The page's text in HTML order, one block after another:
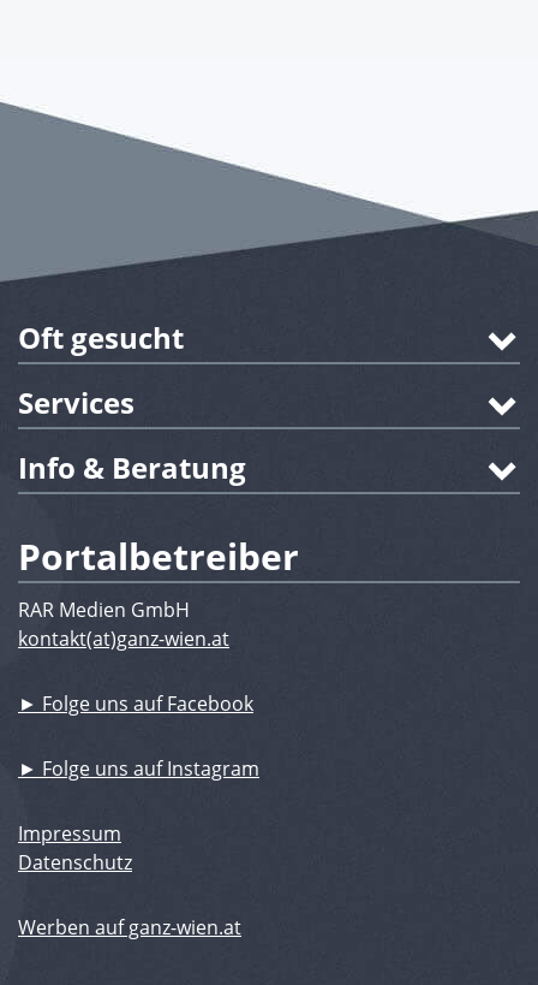
Oft gesucht
Services
Info & Beratung
Portalbetreiber
RAR Medien GmbH
kontakt(at)ganz-wien.at
► Folge uns auf Facebook
► Folge uns auf Instagram
Impressum
Datenschutz
Werben auf ganz-wien.at